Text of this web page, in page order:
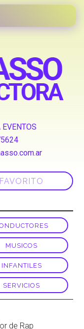
MUSICOS
INFANTILES
SERVICIOS
de Rap